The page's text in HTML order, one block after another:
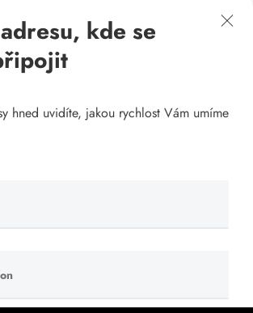
kde se
hned uvidíte, jakou rychlost Vám umíme